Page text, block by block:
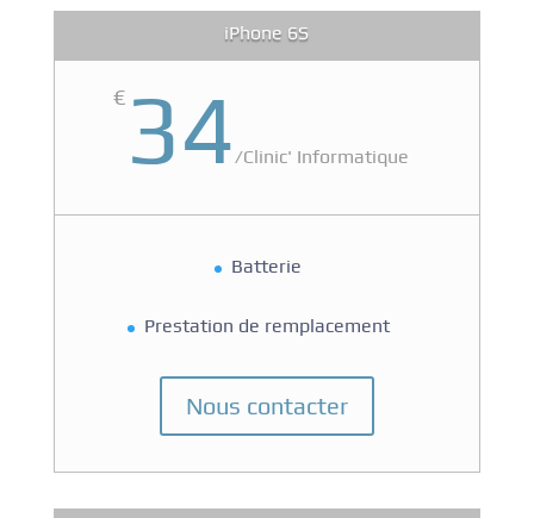
iPhone 6S
€34 /Clinic' Informatique
Batterie
Prestation de remplacement
Nous contacter